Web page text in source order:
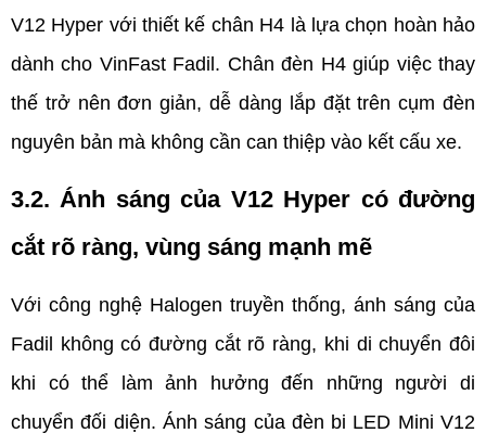
V12 Hyper với thiết kế chân H4 là lựa chọn hoàn hảo
dành cho VinFast Fadil. Chân đèn H4 giúp việc thay
thế trở nên đơn giản, dễ dàng lắp đặt trên cụm đèn
nguyên bản mà không cần can thiệp vào kết cấu xe.
3.2. Ánh sáng của V12 Hyper có đường
cắt rõ ràng, vùng sáng mạnh mẽ
Với công nghệ Halogen truyền thống, ánh sáng của
Fadil không có đường cắt rõ ràng, khi di chuyển đôi
khi có thể làm ảnh hưởng đến những người di
chuyển đối diện. Ánh sáng của đèn bi LED Mini V12